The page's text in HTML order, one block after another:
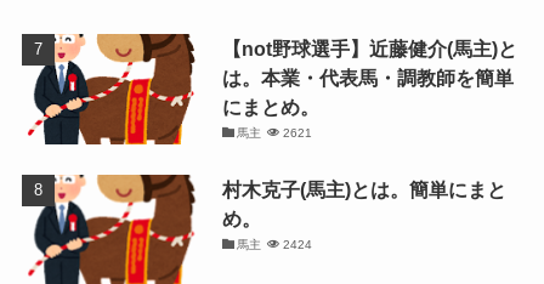
【not野球選手】近藤健介(馬主)と
は。本業・代表馬・調教師を簡単
にまとめ。
馬主 2621
村木克子(馬主)とは。簡単にまと
め。
馬主 2424